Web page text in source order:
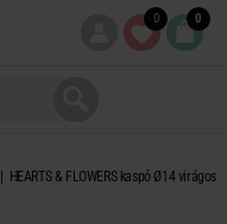
0 0
HEARTS & FLOWERS kaspó Ø14 virágos